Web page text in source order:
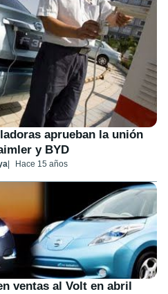
aprueban la unión
y BYD
Hace 15 años
ventas al Volt en abril